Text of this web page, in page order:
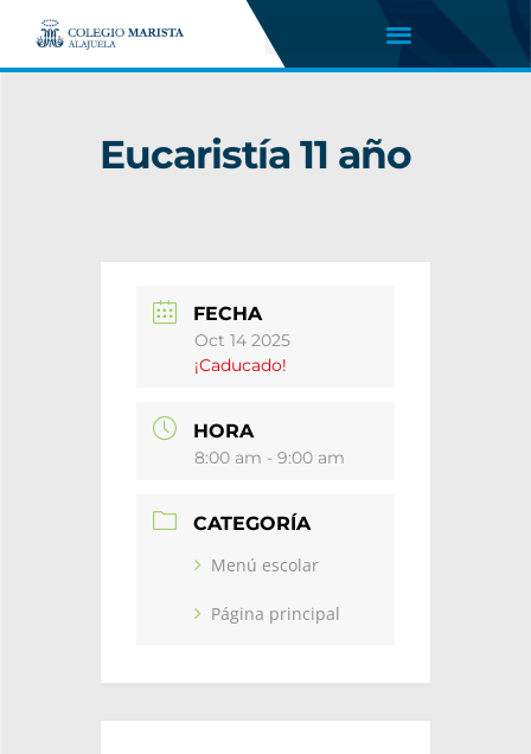
Eucaristía 11 año
FECHA
Oct 14 2025
¡Caducado!
HORA
8:00 am - 9:00 am
CATEGORÍA
Menú escolar
Página principal